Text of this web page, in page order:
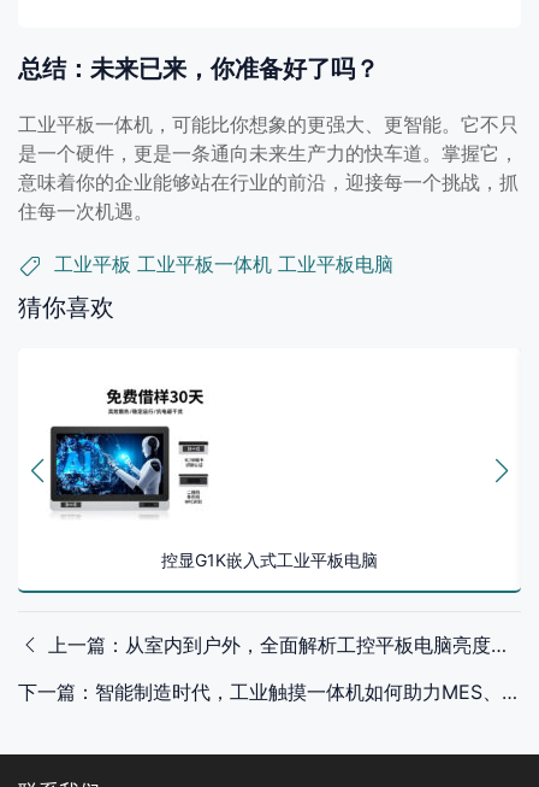
总结：未来已来，你准备好了吗？
工业平板一体机，可能比你想象的更强大、更智能。它不只
是一个硬件，更是一条通向未来生产力的快车道。掌握它，
意味着你的企业能够站在行业的前沿，迎接每一个挑战，抓
住每一次机遇。
工业平板 工业平板一体机 工业平板电脑
猜你喜欢
控显G1K嵌入式工业平板电脑
上一篇：从室内到户外，全面解析工控平板电脑亮度标准
下一篇：智能制造时代，工业触摸一体机如何助力MES、ERP系统深度融合？